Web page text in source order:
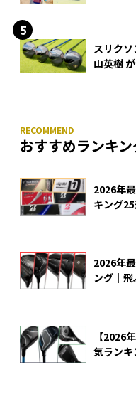
スリク
山英樹
おすすめランキ
2026年
キング
2026年
ング｜
【2026
気ラン